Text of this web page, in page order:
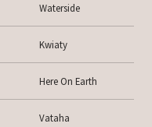
Waterside
Kwiaty
Here On Earth
Vataha